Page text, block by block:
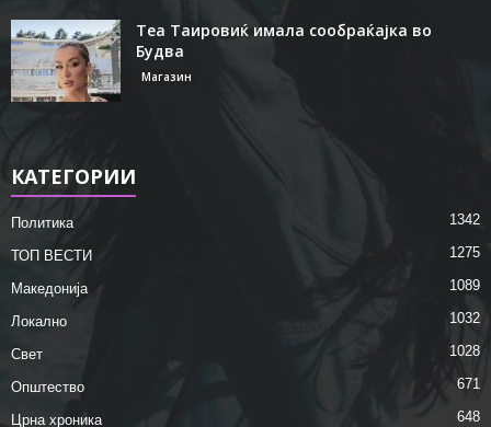
Теа Таировиќ имала сообраќајка во
Будва
Магазин
КАТЕГОРИИ
Политика 1342
ТОП ВЕСТИ 1275
Македонија 1089
Локално 1032
Свет 1028
Општество 671
Црна хроника 648